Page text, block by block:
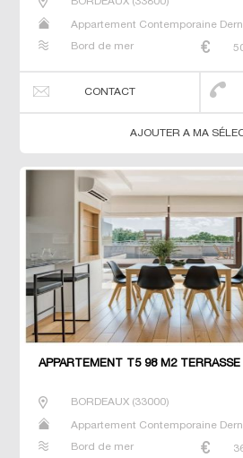
Appartement Contemporaine
Bord de mer
CONTACT
AJOUTER A MA
APPARTEMENT T5 98 M2 TERRASSE
BORDEAUX(33000)
Appartement Contemporaine
Bord de mer